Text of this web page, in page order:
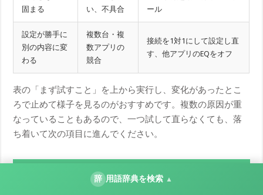
固まる
い、不具合
ール
設定が勝手に
別の内容に変
わる
複数台・複
数アプリの
競合
接続を1対1にして設定し直
す、他アプリのEQをオフ
表の「まず試すこと」を上から実行し、変化があったとこ
ろで止めて様子を見るのがおすすめです。複数の原因が重
なっていることもあるので、一つ試して直らなくても、落
ち着いて次の項目に進んでください。
それでもうまくいかないとき
辞 用語辞典を検索 ▲